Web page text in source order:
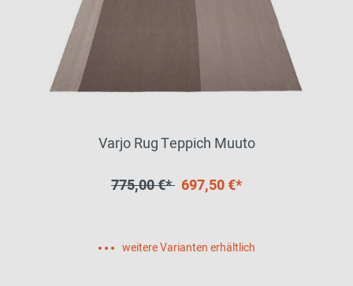
Varjo Rug Teppich Muuto
775,00 €* 697,50 €*
weitere Varianten erhältlich